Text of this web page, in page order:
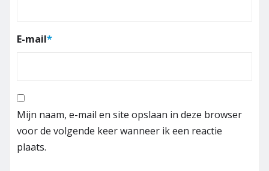
E-mail*
Mijn naam, e-mail en site opslaan in deze browser
voor de volgende keer wanneer ik een reactie
plaats.